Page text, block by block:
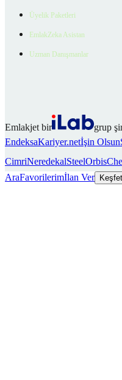
Üyelik Paketleri
EmlakZeka Asistan
Uzman Danışmanlar
Emlakjet bir
grup
EndeksaKariyer.netİşin Olsun
CimriNeredekalSteelOrbis
AraFavorilerimİlan Ver Keşfet